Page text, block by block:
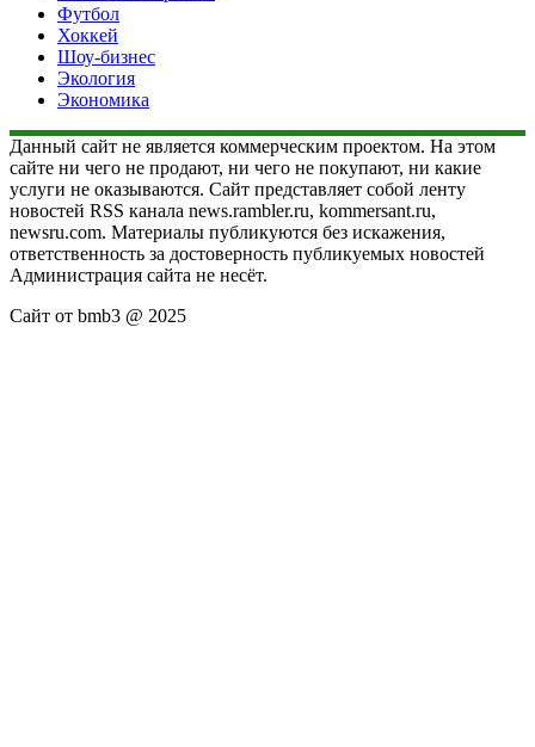
Футбол
Хоккей
Шоу-бизнес
Экология
Экономика
Данный сайт не является коммерческим проектом. На этом
сайте ни чего не продают, ни чего не покупают, ни какие
услуги не оказываются. Сайт представляет собой ленту
новостей RSS канала news.rambler.ru, kommersant.ru,
newsru.com. Материалы публикуются без искажения,
ответственность за достоверность публикуемых новостей
Администрация сайта не несёт.
Сайт от bmb3 @ 2025